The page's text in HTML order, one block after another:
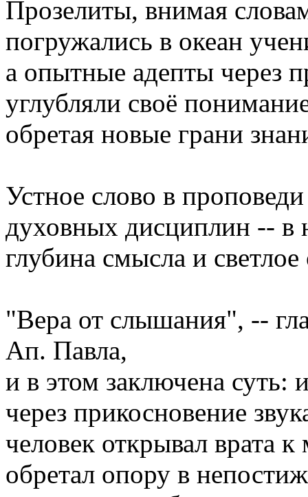
Прозелиты, внимая
погружались в океан
а опытные адепты через
углубляли своё
обретая новые грани
Устное слово в
духовных дисциплин -- в
глубина смысла и
"Вера от слышания", --
Ап. Павла,
и в этом заключена суть:
через прикосновение
человек открывал врата
обретал опору в